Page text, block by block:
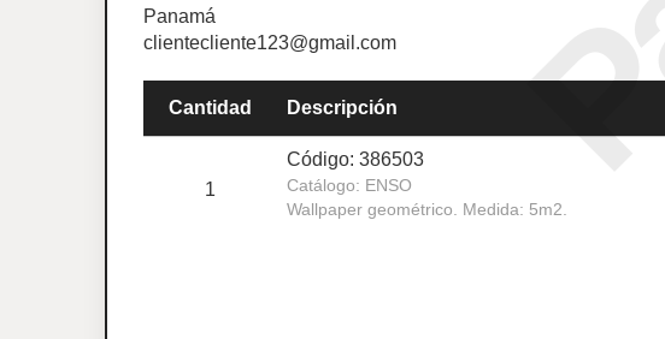
Panamá
clientecliente123@gmail.com
Cantidad Descripción
1
Código: 386503
Catálogo: ENSO
Wallpaper geométrico. Medida: 5m2.